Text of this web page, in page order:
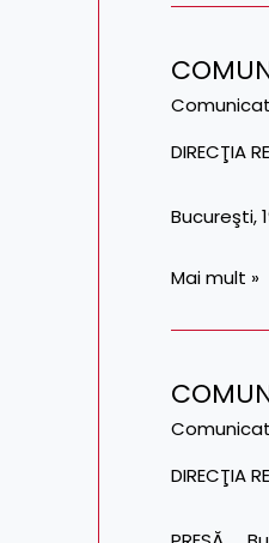
DIRECŢIA
Tel/
Bucureşti,
DE
19.11.2015
Mai mult »
DIRECŢIA
Tel/Fax:
DE
14.10.2015